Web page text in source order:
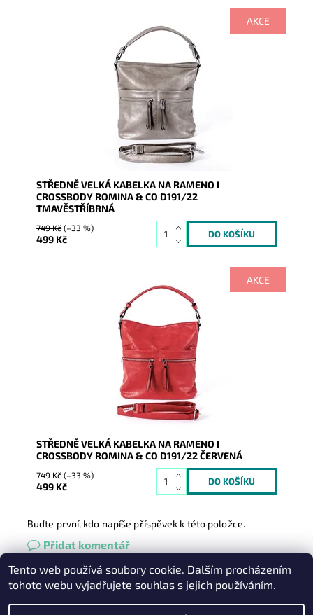
AKCE
Středně velká kabelka na rameno značky ROMINA &
CO, kterou lze díky dlouhému popruhu nosit i jako
Skladem
16430
ROMINA&CO
2 roky
STŘEDNĚ VELKÁ KABELKA NA RAMENO I
CROSSBODY ROMINA & CO D191/22
TMAVĚSTŘÍBRNÁ
749 Kč(–33 %)
499 Kč
AKCE
Středně velká kabelka na rameno značky ROMINA &
CO, kterou lze díky dlouhému popruhu nosit i jako
Skladem
16431
ROMINA&CO
2 roky
STŘEDNĚ VELKÁ KABELKA NA RAMENO I
CROSSBODY ROMINA & CO D191/22 ČERVENÁ
749 Kč(–33 %)
499 Kč
Buďte první, kdo napíše příspěvek k této položce.
Přidat komentář
Heureka.cz | Zboží.cz Oázakabelek
Tento web používá soubory cookie. Dalším procházením
tohoto webu vyjadřujete souhlas s jejich používáním.